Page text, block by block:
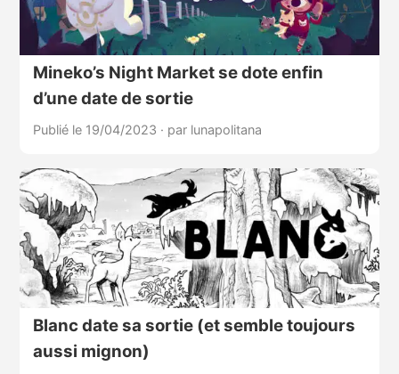
Mineko’s Night Market se dote enfin
d’une date de sortie
Publié le 19/04/2023 · par lunapolitana
Blanc date sa sortie (et semble toujours
aussi mignon)